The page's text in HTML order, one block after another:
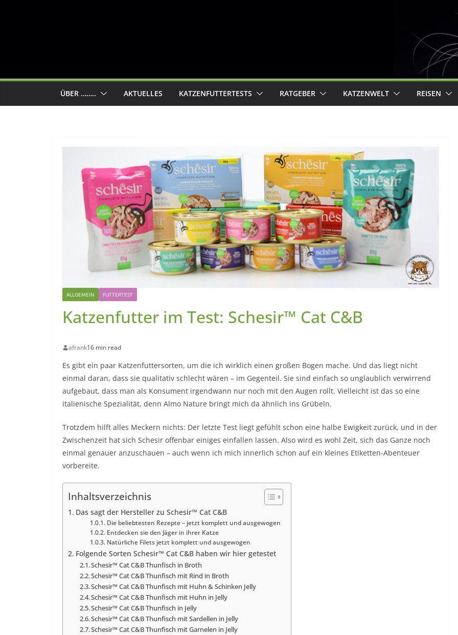
ÜBER …….. AKTUELLES KATZENFUTTERTESTS RATGEBER KATZENWELT REISEN
ALLGEMEIN FUTTERTEST
Katzenfutter im Test: Schesir™ Cat C&B
afrank16 min read
Es gibt ein paar Katzenfuttersorten, um die ich wirklich einen großen Bogen mache. Und das liegt nicht
einmal daran, dass sie qualitativ schlecht wären – im Gegenteil. Sie sind einfach so unglaublich verwirrend
aufgebaut, dass man als Konsument irgendwann nur noch mit den Augen rollt. Vielleicht ist das so eine
italienische Spezialität, denn Almo Nature bringt mich da ähnlich ins Grübeln.
Trotzdem hilft alles Meckern nichts: Der letzte Test liegt gefühlt schon eine halbe Ewigkeit zurück, und in der
Zwischenzeit hat sich Schesir offenbar einiges einfallen lassen. Also wird es wohl Zeit, sich das Ganze noch
einmal genauer anzuschauen – auch wenn ich mich innerlich schon auf ein kleines Etiketten‑Abenteuer
vorbereite.
Inhaltsverzeichnis
Das sagt der Hersteller zu Schesir™ Cat C&B
Die beliebtesten Rezepte – jetzt komplett und ausgewogen
Entdecken sie den Jäger in ihrer Katze
Natürliche Filets jetzt komplett und ausgewogen
Folgende Sorten Schesir™ Cat C&B haben wir hier getestet
Schesir™ Cat C&B Thunfisch in Broth
Schesir™ Cat C&B Thunfisch mit Rind in Broth
Schesir™ Cat C&B Thunfisch mit Huhn & Schinken Jelly
Schesir™ Cat C&B Thunfisch mit Huhn in Jelly
Schesir™ Cat C&B Thunfisch in Jelly
Schesir™ Cat C&B Thunfisch mit Sardellen in Jelly
Schesir™ Cat C&B Thunfisch mit Garnelen in Jelly